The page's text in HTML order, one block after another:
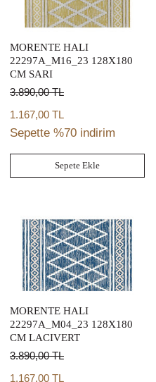
MORENTE HALI
22297A_M16_23 128X180
CM SARI
3.890,00TL
1.167,00 TL
Sepette %70 indirim
Sepete Ekle
MORENTE HALI
22297A_M04_23 128X180
CM LACIVERT
3.890,00TL
1.167,00 TL